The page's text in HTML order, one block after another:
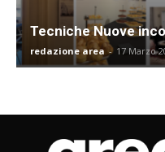
Tecniche Nuove
redazione area - 17 Marzo